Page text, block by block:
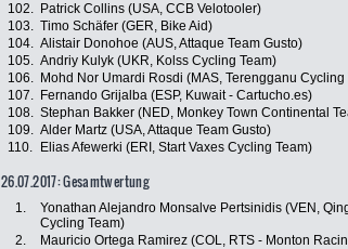
102.
Patrick Collins (USA, CCB Velotooler)
103. Timo Schäfer (GER, Bike Aid)
104. Alistair Donohoe (AUS, Attaque Team Gusto)
105. Andriy Kulyk (UKR, Kolss Cycling Team)
106.
Mohd Nor Umardi Rosdi (MAS, Terengganu Cycling
107.
Fernando Grijalba (ESP, Kuwait - Cartucho.es)
108. Stephan Bakker (NED, Monkey Town Continental
109. Alder Martz (USA, Attaque Team Gusto)
110.
Elias Afewerki (ERI, Start Vaxes Cycling Team)
26.07.2017: Gesamtwertung
1.
Yonathan Alejandro Monsalve Pertsinidis (VEN,
Cycling Team)
2. Mauricio Ortega Ramirez (COL, RTS - Monton